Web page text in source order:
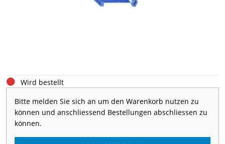
Wird bestellt
Bitte melden Sie sich an um den Warenkorb nutzen zu
können und anschliessend Bestellungen abschliessen zu
können.